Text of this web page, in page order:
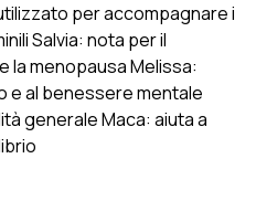
per accompagnare i
Salvia: nota per il
menopausa Melissa:
e al benessere mentale
generale Maca: aiuta a